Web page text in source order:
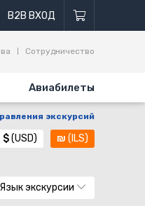
B2B ВХОД
Авиабилеты
Сотрудничество
экскурсий
$(USD) ₪ (ILS)
Язык экскурсии